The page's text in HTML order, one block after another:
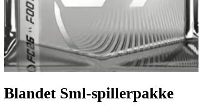
Blandet Sml-spillerpakke